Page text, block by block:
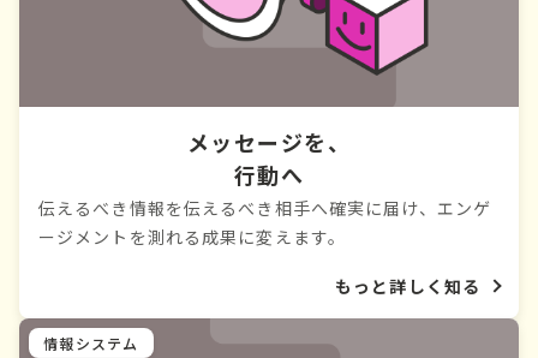
メッセージを、
行動へ
伝えるべき情報を伝えるべき相手へ確実に届け、エンゲ
ージメントを測れる成果に変えます。
もっと詳しく知る
情報システム